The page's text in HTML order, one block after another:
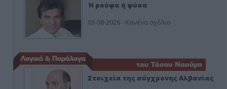
Ή ρούφα ή φύσα
03-08-2026 - Κανένα σχόλιο
Στοιχεία της σύγχρονης Αλβανίας